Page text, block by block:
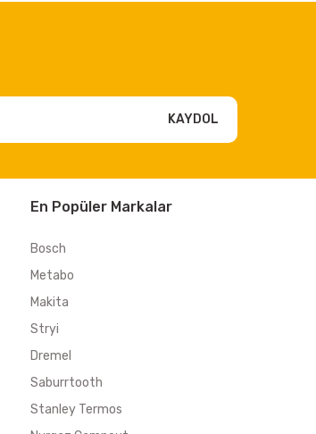
KAYDOL
En Popüler Markalar
Bosch
Metabo
Makita
Stryi
Dremel
Saburrtooth
Stanley Termos